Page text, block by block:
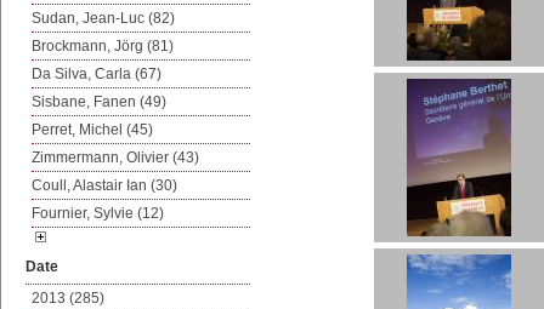
Sudan, Jean-Luc (82)
Brockmann, Jörg (81)
Da Silva, Carla (67)
Sisbane, Fanen (49)
Perret, Michel (45)
Zimmermann, Olivier (43)
Coull, Alastair Ian (30)
Fournier, Sylvie (12)
Date
2013 (285)